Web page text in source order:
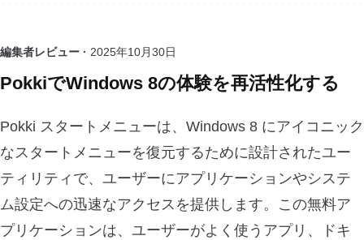
編集者レビュー · 2025年10月30日
PokkiでWindows 8の体験を再活性化する
Pokki スタートメニューは、Windows 8 にアイコニック
なスタートメニューを復元するために設計されたユー
ティリティで、ユーザーにアプリケーションやシステ
ム設定への迅速なアクセスを提供します。この無料ア
プリケーションは、ユーザーがよく使うアプリ、ドキ